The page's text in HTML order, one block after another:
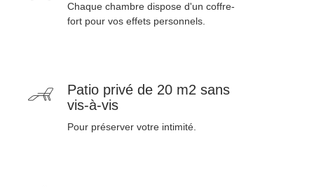
Chaque chambre dispose d'un coffre-
fort pour vos effets personnels.
Patio privé de 20 m2 sans
vis-à-vis
Pour préserver votre intimité.